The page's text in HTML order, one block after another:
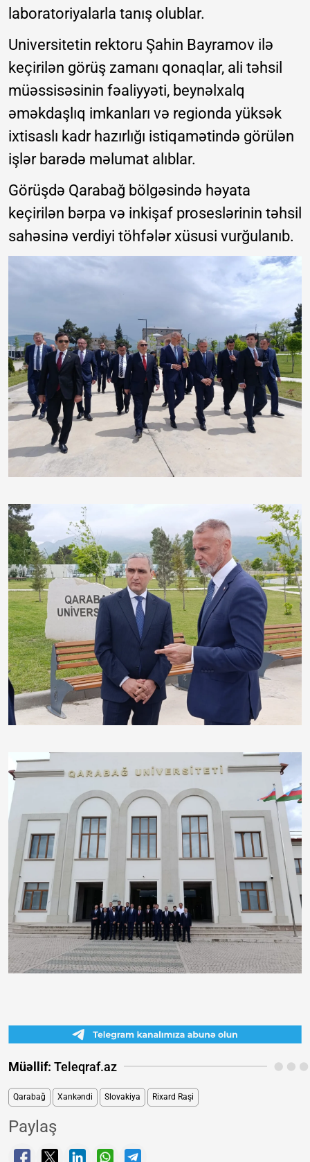
laboratoriyalarla tanış olublar.
Universitetin rektoru Şahin Bayramov ilə
keçirilən görüş zamanı qonaqlar, ali təhsil
müəssisəsinin fəaliyyəti, beynəlxalq
əməkdaşlıq imkanları və regionda yüksək
ixtisaslı kadr hazırlığı istiqamətində görülən
işlər barədə məlumat alıblar.
Görüşdə Qarabağ bölgəsində həyata
keçirilən bərpa və inkişaf proseslərinin təhsil
sahəsinə verdiyi töhfələr xüsusi vurğulanıb.
Müəllif: Teleqraf.az
Qarabağ Xankəndi Slovakiya Rixard Raşi
Paylaş